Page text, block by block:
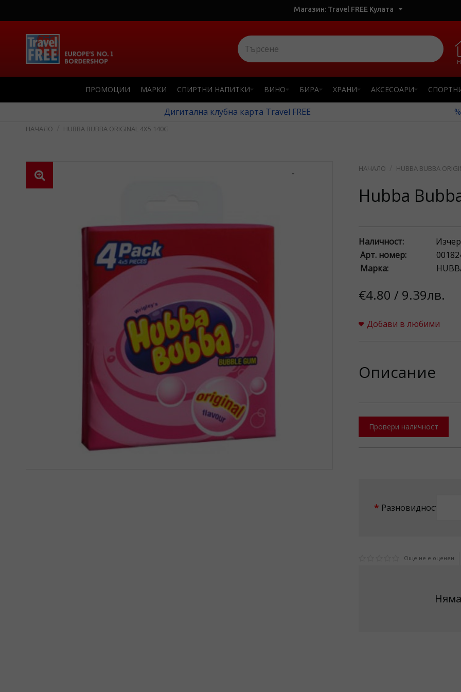
Магазин: Travel FREE Кулата
ПРОМОЦИИ МАРКИ СПИРТНИ НАПИТКИ ВИНО БИРА ХРАНИ АКСЕСОАРИ
Дигитална клубна карта Travel FREE
HUBBA BUBBA ORIGINAL 4X5 140G
- HUBBA BUBBA
Hubba
Наличност:
Арт. номер:
Марка:
€4.80 / 9.39лв.
Добави в любими
Описание
Провери наличност
Разновидност
Още не е оценен